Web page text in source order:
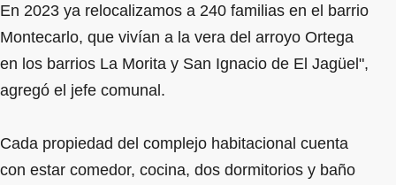
En 2023 ya relocalizamos a 240 familias en el barrio
Montecarlo, que vivían a la vera del arroyo Ortega
en los barrios La Morita y San Ignacio de El Jagüel",
agregó el jefe comunal.
Cada propiedad del complejo habitacional cuenta
con estar comedor, cocina, dos dormitorios y baño